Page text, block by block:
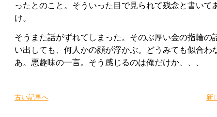
ったとのこと。そういった目で見られて残念と書いて
け。
そうまた話がずれてしまった。そのぶ厚い金の指輪の
い出しても、何人かの顔が浮かぶ。どうみても似合わ
あ。悪趣味の一言。そう感じるのは俺だけか、、、
古い記事へ 新